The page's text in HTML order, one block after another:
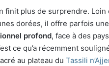
finit plus de surprendre.
dorées, il offre parfois
profond, face à des
ce qu’a récemment
au plateau du Tassili